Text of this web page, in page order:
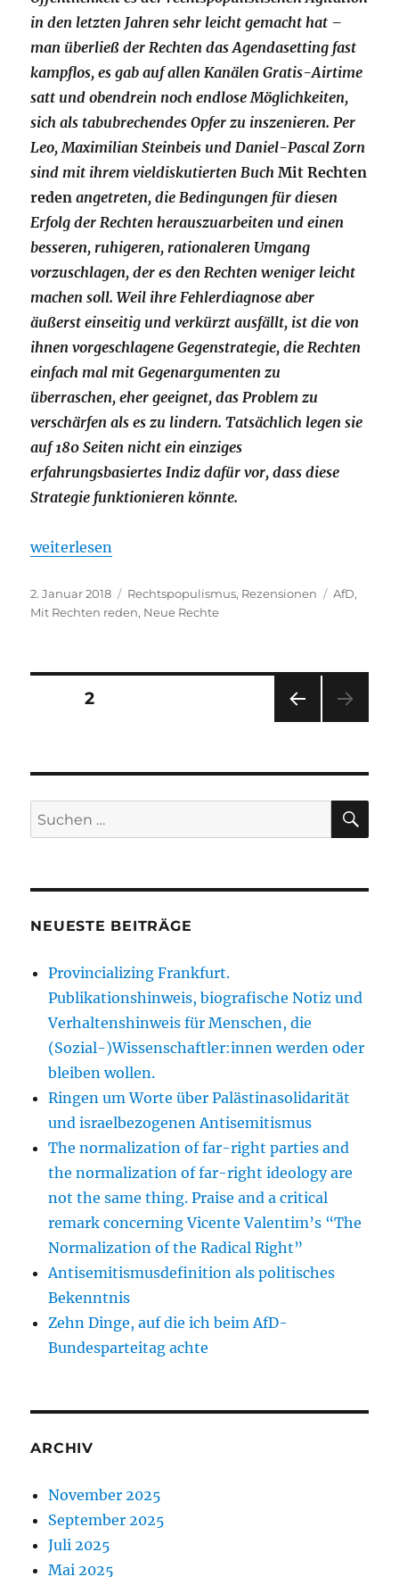
in den letzten Jahren sehr leicht gemacht hat –
man überließ der Rechten das Agendasetting fast
kampflos, es gab auf allen Kanälen Gratis-Airtime
satt und obendrein noch endlose Möglichkeiten,
sich als tabubrechendes Opfer zu inszenieren. Per
Leo, Maximilian Steinbeis und Daniel-Pascal Zorn
sind mit ihrem vieldiskutierten BuchMit Rechten
reden angetreten, die Bedingungen für diesen
Erfolg der Rechten herauszuarbeiten und einen
besseren, ruhigeren, rationaleren Umgang
vorzuschlagen, der es den Rechten weniger leicht
machen soll. Weil ihre Fehlerdiagnose aber
äußerst einseitig und verkürzt ausfällt, ist die von
ihnen vorgeschlagene Gegenstrategie, die Rechten
einfach mal mit Gegenargumenten zu
überraschen, eher geeignet, das Problem zu
verschärfen als es zu lindern. Tatsächlich legen sie
auf 180 Seiten nicht ein einziges
erfahrungsbasiertes Indiz dafür vor, dass diese
Strategie funktionieren könnte.
„I’d show you everywhere you’re wrong but I’m
weiterlesen
Veröffentlicht
am
2. Januar 2018 Kategorien
Rechtspopulismus, Rezensionen AfD,
Mit Rechten reden, Neue Rechte
Seitennummerierung
Beiträge
SEIT
E
SEITE2
Suche
nach:
NEUESTE BEITRÄGE
Provincializing Frankfurt.
Publikationshinweis, biografische Notiz und
Verhaltenshinweis für Menschen, die
(Sozial-)Wissenschaftler:innen werden oder
bleiben wollen.
Ringen um Worte über Palästinasolidarität
und israelbezogenen Antisemitismus
The normalization of far-right parties and
the normalization of far-right ideology are
not the same thing. Praise and a critical
remark concerning Vicente Valentim’s “The
Normalization of the Radical Right”
Antisemitismusdefinition als politisches
Bekenntnis
Zehn Dinge, auf die ich beim AfD-
Bundesparteitag achte
ARCHIV
November 2025
September 2025
Juli 2025
Mai 2025